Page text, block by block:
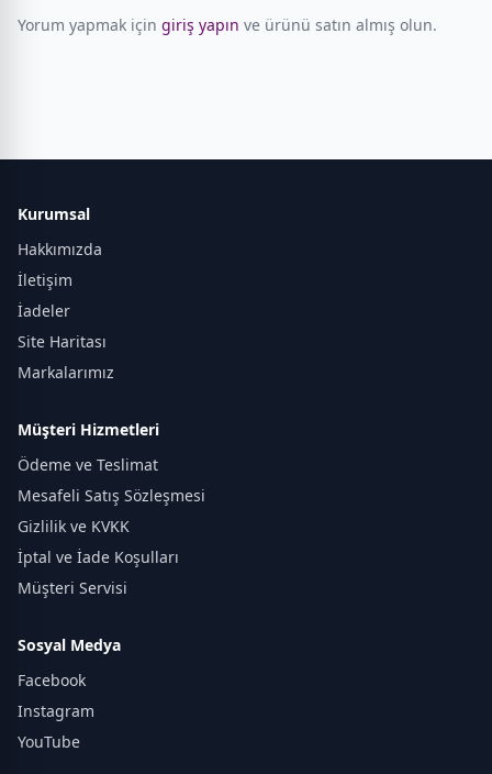
Yorum yapmak için giriş yapın ve ürünü satın almış olun.
Kurumsal
Hakkımızda
İletişim
İadeler
Site Haritası
Markalarımız
Müşteri Hizmetleri
Ödeme ve Teslimat
Mesafeli Satış Sözleşmesi
Gizlilik ve KVKK
İptal ve İade Koşulları
Müşteri Servisi
Sosyal Medya
Facebook
Instagram
YouTube